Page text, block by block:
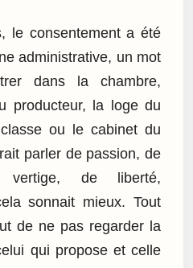
le consentement a été
administrative, un mot
dans la chambre,
producteur, la loge du
ou le cabinet du
parler de passion, de
vertige, de liberté,
sonnait mieux. Tout
de ne pas regarder la
qui propose et celle